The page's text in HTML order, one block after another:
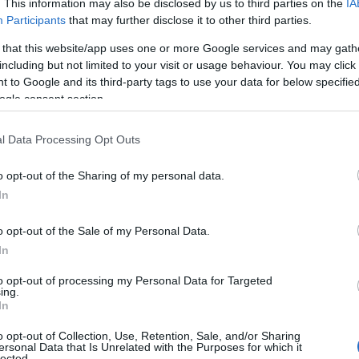
This information may also be disclosed by us to third parties on the
Participants that may further disclose it to other third parties.
that this website/app uses one or more Google services and may
but not limited to your visit or usage behaviour. You may
to Google and its third-party tags to use your data for below
consent section.
Data Processing Opt Outs
opt-out of the Sharing of my personal data.
opt-out of the Sale of my Personal Data.
opt-out of processing my Personal Data for Targeted
opt-out of Collection, Use, Retention, Sale, and/or Sharing
Data that Is Unrelated with the Purposes for which it
να επιτέθηκαν σε νοσηλευτές μέσα στον χώρο του
δομή.
Συμμορία επιτέθηκε με ρόπαλα σε ανήλικους
προχώρησαν στη σύλληψή τους.